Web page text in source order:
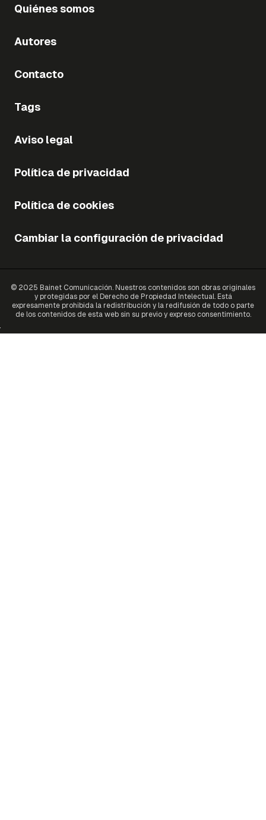
Quiénes somos
Autores
Contacto
Tags
Aviso legal
Política de privacidad
Política de cookies
Cambiar la configuración de privacidad
© 2025 Bainet Comunicación. Nuestros contenidos son obras originales
y protegidas por el Derecho de Propiedad Intelectual. Está
expresamente prohibida la redistribución y la redifusión de todo o parte
de los contenidos de esta web sin su previo y expreso consentimiento.